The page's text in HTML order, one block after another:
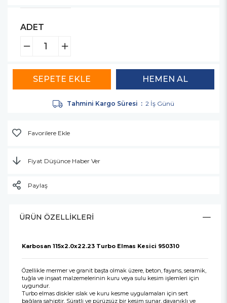
ADET
Tahmini Kargo Süresi : 2 İş Günü
Favorilere Ekle
Fiyat Düşünce Haber Ver
Paylaş
ÜRÜN ÖZELLIKLERI
Karbosan 115x2.0x22.23 Turbo Elmas Kesici 950310
Özellikle mermer ve granit başta olmak üzere, beton, fayans, seramik,
tuğla ve inşaat malzemelerinin kuru veya sulu kesim işlemleri için
uygundur.
Turbo elmas diskler ıslak ve kuru kesme uygulamaları için sert
bağlara sahiptir. Süratli ve pürüzsüz bir kesim sunar, dayanıklı ve